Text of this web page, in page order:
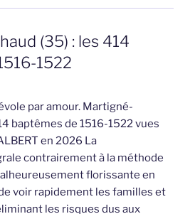
(35) : les 414
1522
par amour. Martigné-
baptêmes de 1516-1522 vues
en 2026 La
contrairement à la méthode
florissante en
voir rapidement les familles et
les risques dus aux